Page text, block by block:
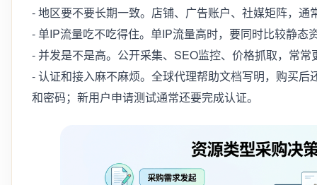
- 地区要不要长期一致。店铺、广告账户、社媒矩阵，通
- 单IP流量吃不吃得住。单IP流量高时，要同时比较静态
- 并发是不是高。公开采集、SEO监控、价格抓取，常常
- 认证和接入麻不麻烦。全球代理帮助文档写明，购买后
和密码；新用户申请测试通常还要完成认证。